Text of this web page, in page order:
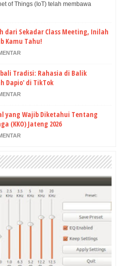
of Things (IoT) telah membawa
dari Sekadar Class Meeting, Inilah
Kamu Tahu!
Tradisi: Rahasia di Balik
Dapio' di TikTok
yang Wajib Diketahui Tentang
(KKO) Jateng 2026